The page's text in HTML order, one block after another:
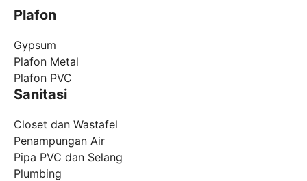
Plafon
Gypsum
Plafon Metal
Plafon PVC
Sanitasi
Closet dan Wastafel
Penampungan Air
Pipa PVC dan Selang
Plumbing